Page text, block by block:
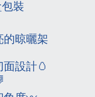
裝
的晾曬架
面設計🥚